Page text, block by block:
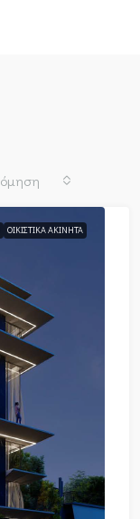
ΟΙΚΙΣΤΙΚΆ ΑΚΊΝΗΤΑ